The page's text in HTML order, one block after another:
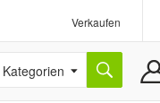
Verkaufen